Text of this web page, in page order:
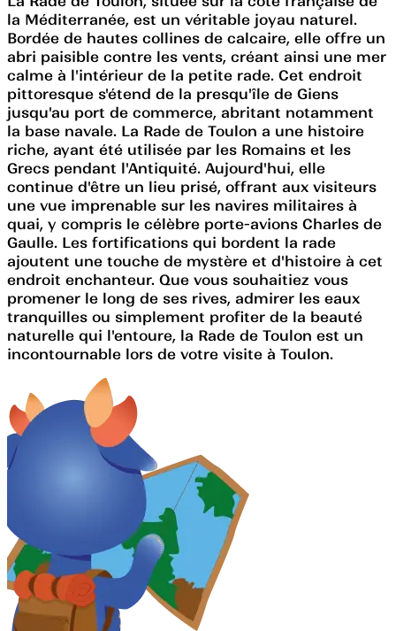
la Méditerranée, est un véritable joyau naturel.
Bordée de hautes collines de calcaire, elle offre un
abri paisible contre les vents, créant ainsi une mer
calme à l'intérieur de la petite rade. Cet endroit
pittoresque s'étend de la presqu'île de Giens
jusqu'au port de commerce, abritant notamment
la base navale. La Rade de Toulon a une histoire
riche, ayant été utilisée par les Romains et les
Grecs pendant l'Antiquité. Aujourd'hui, elle
continue d'être un lieu prisé, offrant aux visiteurs
une vue imprenable sur les navires militaires à
quai, y compris le célèbre porte-avions Charles de
Gaulle. Les fortifications qui bordent la rade
ajoutent une touche de mystère et d'histoire à cet
endroit enchanteur. Que vous souhaitiez vous
promener le long de ses rives, admirer les eaux
tranquilles ou simplement profiter de la beauté
naturelle qui l'entoure, la Rade de Toulon est un
incontournable lors de votre visite à Toulon.